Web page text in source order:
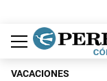
Política
Economía
Judiciales
Sociedad
Cultura
Espectáculos
Deportes
Protagonistas
VACACIONES